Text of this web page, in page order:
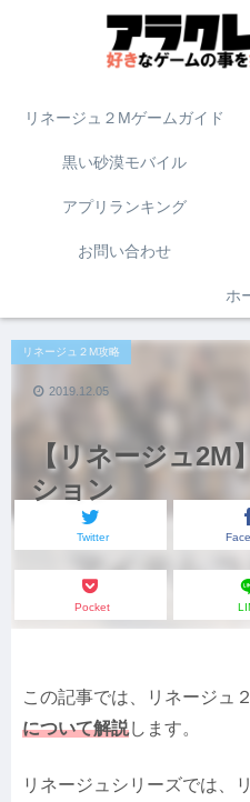
リネージュ２Mゲームガイド
黒い砂漠モバイル
アプリランキング
お問い合わせ
ホ
【リネージュ
ション
リネージュ２M攻略
Twitter
Pocket
2019.12.05
この記事では、リネージュ
について解説します。
リネージュシリーズでは、